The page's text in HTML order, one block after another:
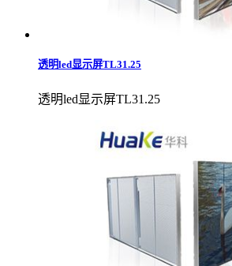
透明led显示屏TL31.25
透明led显示屏TL31.25